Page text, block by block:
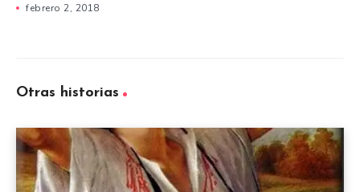
febrero 2, 2018
Otras historias